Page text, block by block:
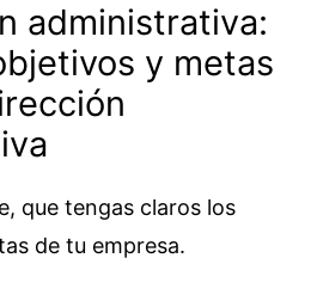
administrativa:
y metas
que tengas claros los
de tu empresa.